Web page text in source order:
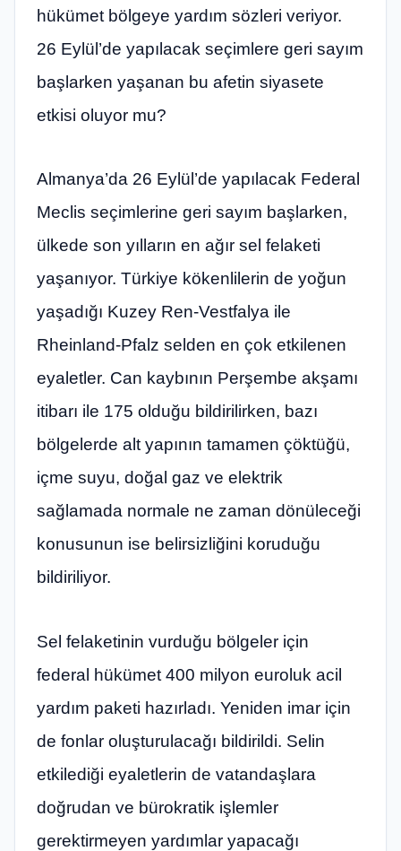
hükümet bölgeye yardım sözleri veriyor.
26 Eylül’de yapılacak seçimlere geri sayım
başlarken yaşanan bu afetin siyasete
etkisi oluyor mu?
Almanya’da 26 Eylül’de yapılacak Federal
Meclis seçimlerine geri sayım başlarken,
ülkede son yılların en ağır sel felaketi
yaşanıyor. Türkiye kökenlilerin de yoğun
yaşadığı Kuzey Ren-Vestfalya ile
Rheinland-Pfalz selden en çok etkilenen
eyaletler. Can kaybının Perşembe akşamı
itibarı ile 175 olduğu bildirilirken, bazı
bölgelerde alt yapının tamamen çöktüğü,
içme suyu, doğal gaz ve elektrik
sağlamada normale ne zaman dönüleceği
konusunun ise belirsizliğini koruduğu
bildiriliyor.
Sel felaketinin vurduğu bölgeler için
federal hükümet 400 milyon euroluk acil
yardım paketi hazırladı. Yeniden imar için
de fonlar oluşturulacağı bildirildi. Selin
etkilediği eyaletlerin de vatandaşlara
doğrudan ve bürokratik işlemler
gerektirmeyen yardımlar yapacağı